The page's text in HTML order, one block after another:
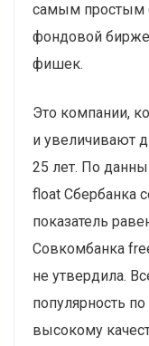
самым простым
фондовой бирже
фишек.
Это компании,
и увеличивают
25 лет. По
float Сбербанка
показатель
Совкомбанка
не утвердила.
популярность
высокому